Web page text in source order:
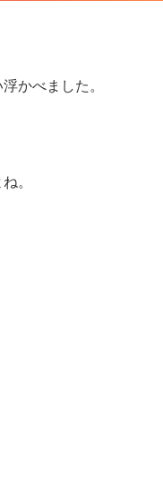
かべました。
。